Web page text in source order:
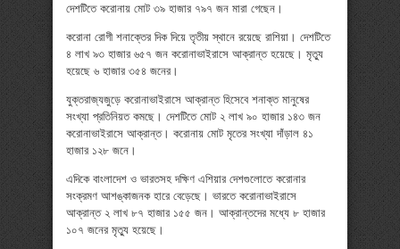
দেশটিতে করোনায় মোট ৩৯ হাজার ৭৯৭ জন মারা গেছেন।
করোনা রোগী শনাক্তের দিক দিয়ে তৃতীয় স্থানে রয়েছে রাশিয়া। দেশটিতে
৪ লাখ ৯৩ হাজার ৬৫৭ জন করোনাভাইরাসে আক্রান্ত হয়েছে। মৃত্যু
হয়েছে ৬ হাজার ৩৫৪ জনের।
যুক্তরাজ্যজুড়ে করোনাভাইরাসে আক্রান্ত হিসেবে শনাক্ত মানুষের
সংখ্যা প্রতিনিয়ত কমছে। দেশটিতে মোট ২ লাখ ৯০ হাজার ১৪৩ জন
করোনাভাইরাসে আক্রান্ত। করোনায় মোট মৃতের সংখ্যা দাঁড়াল ৪১
হাজার ১২৮ জনে।
এদিকে বাংলাদেশ ও ভারতসহ দক্ষিণ এশিয়ার দেশগুলোতে করোনার
সংক্রমণ আশঙ্কাজনক হারে বেড়েছে। ভারতে করোনাভাইরাসে
আক্রান্ত ২ লাখ ৮৭ হাজার ১৫৫ জন। আক্রান্তদের মধ্যে ৮ হাজার
১০৭ জনের মৃত্যু হয়েছে।